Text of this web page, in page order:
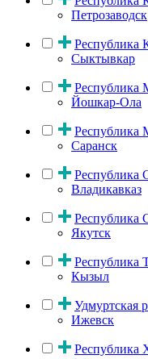
Петрозаводск
Республика
Сыктывкар
Республика
Йошкар-Ола
Республика
Саранск
Республика
Владикавказ
Республика
Якутск
Республика
Кызыл
Удмуртская
Ижевск
Республика